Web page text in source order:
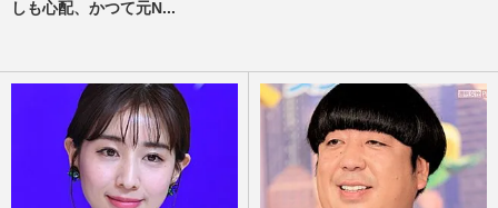
しも心配、かつて元N...